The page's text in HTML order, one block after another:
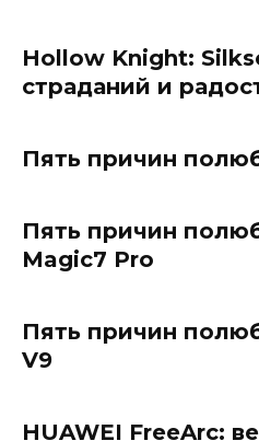
Hollow Knight:
страданий и
Пять причин
Пять причин
Magic7 Pro
Пять причин
V9
HUAWEI FreeArc: